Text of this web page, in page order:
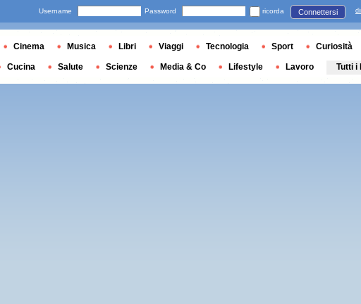
Username Password ricorda Connettersi
Cinema Musica Libri Viaggi Tecnologia Sport Curiosità
Cucina Salute Scienze Media & Co Lifestyle Lavoro Tutti i